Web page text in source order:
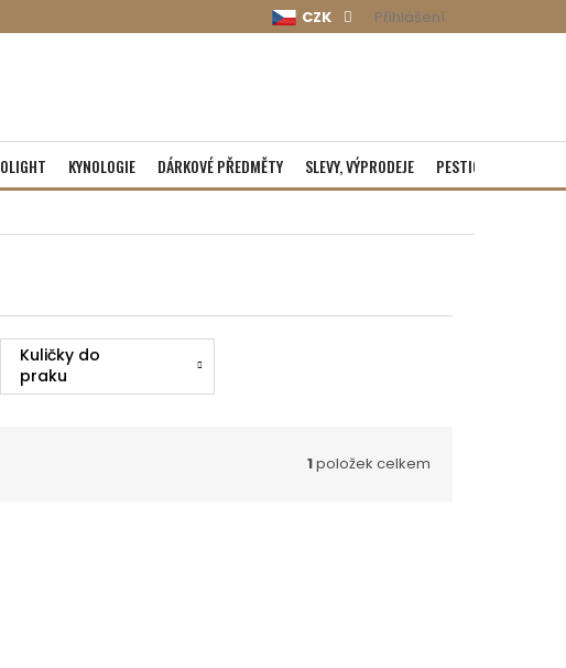
CZK Přihlášení
OLIGHT KYNOLOGIE DÁRKOVÉ PŘEDMĚTY SLEVY, VÝPRODEJE PESTICIDY
Kuličky do
praku
MEGAline
1položek celkem